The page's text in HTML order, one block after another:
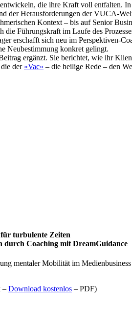
die ihre Kraft voll entfalten.
der Herausforderungen der VUCA-
Kontext – bis auf Senior
Führungskraft im Laufe des
erschafft sich neu im Perspektiven-
Neubestimmung konkret gelingt.
ergänzt. Sie berichtet, wie ihr
der »Vac« – die heilige Rede – den
turbulente Zeiten
durch Coaching mit DreamGuidance
mentaler Mobilität im Medienbusiness
– Download kostenlos – PDF)